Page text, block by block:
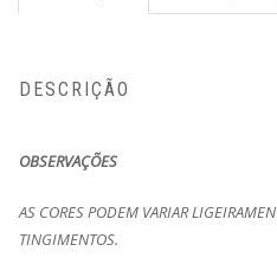
DESCRIÇÃO
OBSERVAÇÕES
AS CORES PODEM VARIAR
TINGIMENTOS.